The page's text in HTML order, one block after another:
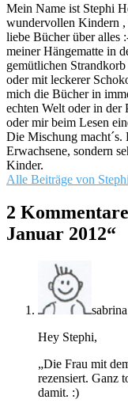
Mein Name ist Stephi
wundervollen Kindern ,
liebe Bücher über alles
meiner Hängematte in
gemütlichen
oder mit leckerer
mich die Bücher in
echten Welt oder in der
oder mir beim Lesen
Die Mischung
Erwachsene, sondern
Kinder.
Alle Beiträge von
2
Januar 2012“
sabrina
Hey Stephi,
„Die Frau mit
rezensiert. Ganz
damit. :)